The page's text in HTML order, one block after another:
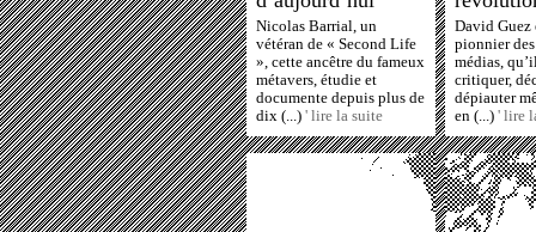
Nicolas Barrial, un
vétéran de « Second Life
», cette ancêtre du fameux
métavers, étudie et
documente depuis plus de
dix (...) ' lire la suite
David Guez
pionnier
médias,
critiquer,
dépiauter
en (...) ' lire